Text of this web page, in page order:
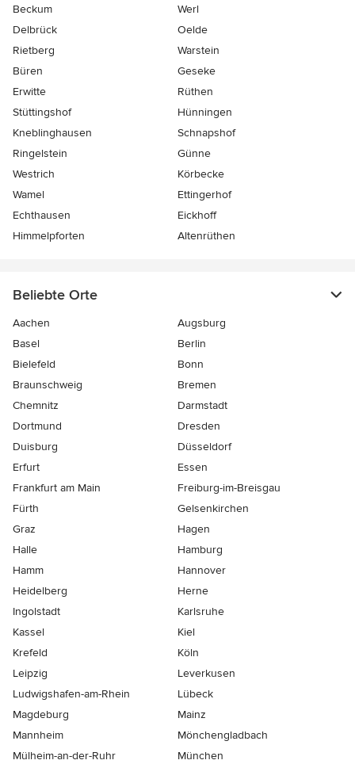
Beckum
Werl
Delbrück
Oelde
Rietberg
Warstein
Büren
Geseke
Erwitte
Rüthen
Stüttingshof
Hünningen
Kneblinghausen
Schnapshof
Ringelstein
Günne
Westrich
Körbecke
Wamel
Ettingerhof
Echthausen
Eickhoff
Himmelpforten
Altenrüthen
Beliebte Orte
Aachen
Augsburg
Basel
Berlin
Bielefeld
Bonn
Braunschweig
Bremen
Chemnitz
Darmstadt
Dortmund
Dresden
Duisburg
Düsseldorf
Erfurt
Essen
Frankfurt am Main
Freiburg-im-Breisgau
Fürth
Gelsenkirchen
Graz
Hagen
Halle
Hamburg
Hamm
Hannover
Heidelberg
Herne
Ingolstadt
Karlsruhe
Kassel
Kiel
Krefeld
Köln
Leipzig
Leverkusen
Ludwigshafen-am-Rhein
Lübeck
Magdeburg
Mainz
Mannheim
Mönchen­gladbach
Mülheim-an-der-Ruhr
München